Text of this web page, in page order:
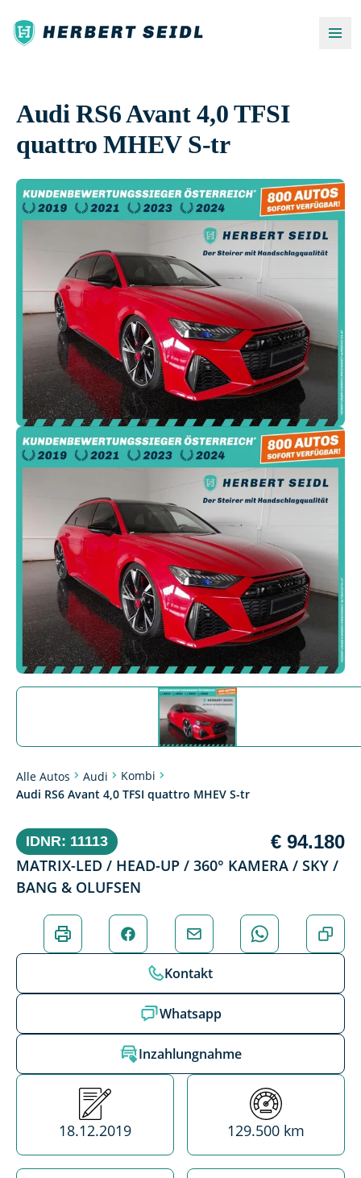
Audi RS6 Avant 4,0 TFSI
quattro MHEV S-tr
Alle Autos Audi
Kombi
Audi RS6 Avant 4,0 TFSI quattro MHEV S-tr
IDNR: 11113 € 94.180
MATRIX-LED / HEAD-UP / 360° KAMERA / SKY /
BANG & OLUFSEN
Kontakt
Whatsapp
Inzahlungnahme
Erstzulassung
18.12.2019
Kilometerstand
129.500 km